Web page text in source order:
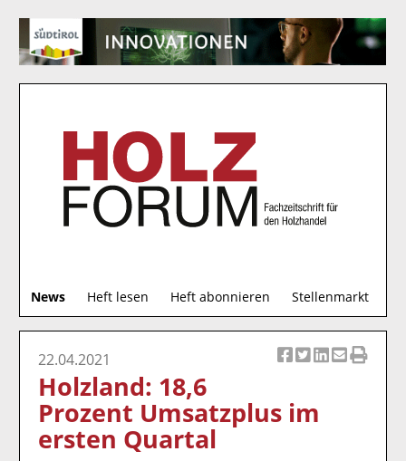
News Heft lesen Heft abonnieren Stellenmarkt
u
c
k
k k
22.04.2021
Holzland: 18,6
Prozent Umsatzplus im
ersten Quartal